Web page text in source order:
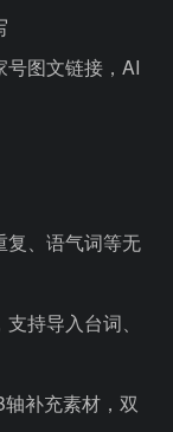
号图文链接，AI
复、语气词等无
持导入台词、
补充素材，双